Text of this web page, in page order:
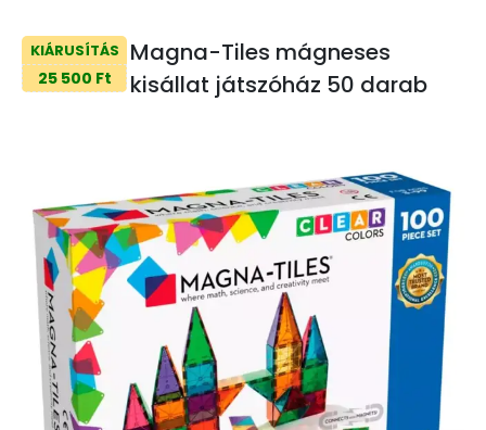
KIÁRUSÍTÁS
25 500 Ft
Magna-Tiles mágneses
kisállat játszóház 50 darab